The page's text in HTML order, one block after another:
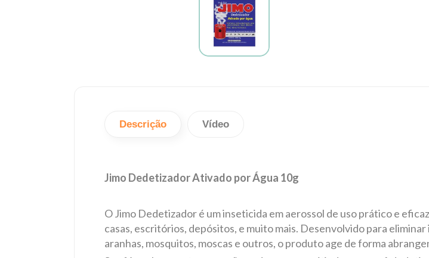
Descrição Vídeo
Jimo Dedetizador Ativado por Água 10g
O Jimo Dedetizador é um inseticida em aerossol de uso prático e
casas, escritórios, depósitos, e muito mais. Desenvolvido para
aranhas, mosquitos, moscas e outros, o produto age de forma